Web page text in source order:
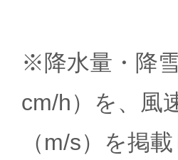
※降水量・降
cm/h）を、風
（m/s）を掲